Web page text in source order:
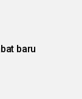
baru